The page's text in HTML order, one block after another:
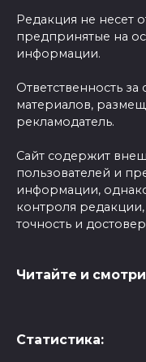
Редакция не несет
предпринятые на
информации.
Ответственность
материалов,
рекламодатель.
Сайт содержит
пользователей и
информации,
контроля
точность и
Читайте и
Статистика: